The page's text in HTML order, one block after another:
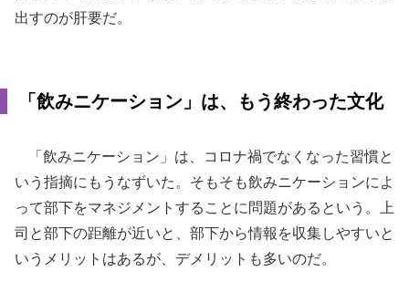
出すのが肝要だ。
「飲みニケーション」は、もう終わった文化
「飲みニケーション」は、コロナ禍でなくなった習慣と
いう指摘にもうなずいた。そもそも飲みニケーションによ
って部下をマネジメントすることに問題があるという。上
司と部下の距離が近いと、部下から情報を収集しやすいと
いうメリットはあるが、デメリットも多いのだ。